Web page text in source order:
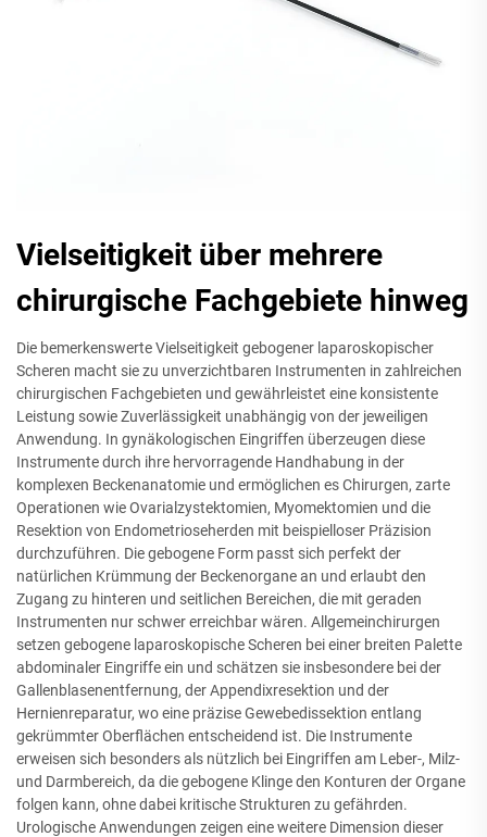
Vielseitigkeit über mehrere
chirurgische Fachgebiete hinweg
Die bemerkenswerte Vielseitigkeit gebogener laparoskopischer
Scheren macht sie zu unverzichtbaren Instrumenten in zahlreichen
chirurgischen Fachgebieten und gewährleistet eine konsistente
Leistung sowie Zuverlässigkeit unabhängig von der jeweiligen
Anwendung. In gynäkologischen Eingriffen überzeugen diese
Instrumente durch ihre hervorragende Handhabung in der
komplexen Beckenanatomie und ermöglichen es Chirurgen, zarte
Operationen wie Ovarialzystektomien, Myomektomien und die
Resektion von Endometrioseherden mit beispielloser Präzision
durchzuführen. Die gebogene Form passt sich perfekt der
natürlichen Krümmung der Beckenorgane an und erlaubt den
Zugang zu hinteren und seitlichen Bereichen, die mit geraden
Instrumenten nur schwer erreichbar wären. Allgemeinchirurgen
setzen gebogene laparoskopische Scheren bei einer breiten Palette
abdominaler Eingriffe ein und schätzen sie insbesondere bei der
Gallenblasenentfernung, der Appendixresektion und der
Hernienreparatur, wo eine präzise Gewebedissektion entlang
gekrümmter Oberflächen entscheidend ist. Die Instrumente
erweisen sich besonders als nützlich bei Eingriffen am Leber-, Milz-
und Darmbereich, da die gebogene Klinge den Konturen der Organe
folgen kann, ohne dabei kritische Strukturen zu gefährden.
Urologische Anwendungen zeigen eine weitere Dimension dieser